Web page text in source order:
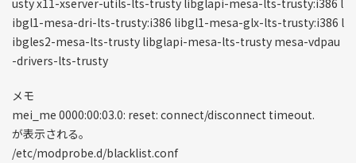
usty x11-xserver-utils-lts-trusty libglapi-mesa-lts-trusty:i386 l
ibgl1-mesa-dri-lts-trusty:i386 libgl1-mesa-glx-lts-trusty:i386 l
ibgles2-mesa-lts-trusty libglapi-mesa-lts-trusty mesa-vdpau
-drivers-lts-trusty
メモ
mei_me 0000:00:03.0: reset: connect/disconnect timeout.
が表示される。
/etc/modprobe.d/blacklist.conf